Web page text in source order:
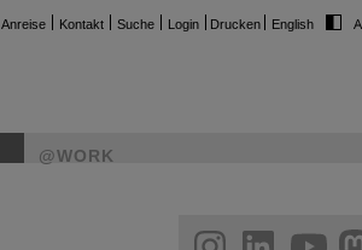
Anreise Kontakt Suche Login Drucken English
@WORK
helmholtz.social
facebook